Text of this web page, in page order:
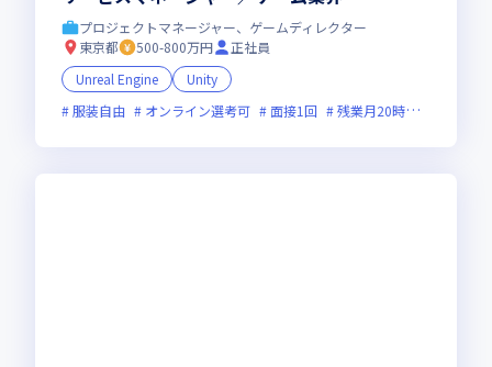
プロジェクトマネージャー、ゲームディレクター
東京都
500-800万円
正社員
Unreal Engine
Unity
服装自由
オンライン選考可 面接1回 残業月20時間未満